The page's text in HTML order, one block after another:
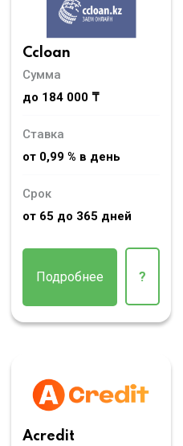
Ccloan
Сумма
до 184 000 ₸
Ставка
от 0,99 % в день
Срок
от 65 до 365 дней
Подробнее ?
Acredit